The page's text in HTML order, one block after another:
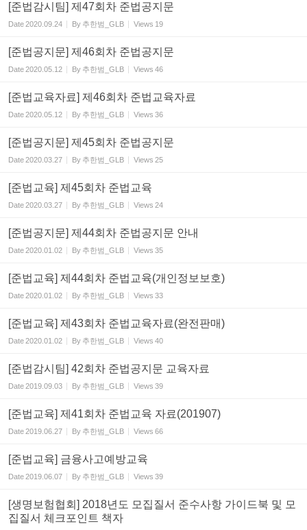
[준법감시팀] 제47회차 준법공지문
Date2020.09.24 By 추한범_GLB Views 19
[준법공지문] 제46회차 준법공지문
Date2020.05.12 By 추한범_GLB Views 46
[준법교육자료] 제46회차 준법교육자료
Date2020.05.12 By 추한범_GLB Views 36
[준법공지문] 제45회차 준법공지문
Date2020.03.27 By 추한범_GLB Views 25
[준법교육] 제45회차 준법교육
Date2020.03.27 By 추한범_GLB Views 24
[준법공지문] 제44회차 준법공지문 안내
Date2020.01.02 By 추한범_GLB Views 35
[준법교육] 제44회차 준법교육(개인정보보호)
Date2020.01.02 By 추한범_GLB Views 33
[준법교육] 제43회차 준법교육자료(완전판매)
Date2020.01.02 By 추한범_GLB Views 40
[준법감시팀] 42회차 준법공지문 교육자료
Date2019.09.03 By 추한범_GLB Views 39
[준법교육] 제41회차 준법교육 자료(201907)
Date2019.06.27 By 추한범_GLB Views 66
[준법교육] 금융사고예방교육
Date2019.06.07 By 추한범_GLB Views 39
[생명보험협회] 2018년도 모집질서 준수사항 가이드북 및 모
집질서 체크포인트 책자